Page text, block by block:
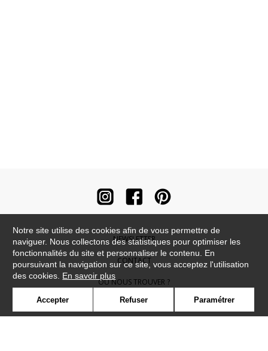
NEWSLETTER
CONTACT
OÙ NOUS TROUVER ?
CONTRACT
Notre site utilise des cookies afin de vous permettre de
naviguer. Nous collectons des statistiques pour optimiser les
fonctionnalités du site et personnaliser le contenu. En
poursuivant la navigation sur ce site, vous acceptez l'utilisation
des cookies. En savoir plus
Accepter Refuser Paramétrer